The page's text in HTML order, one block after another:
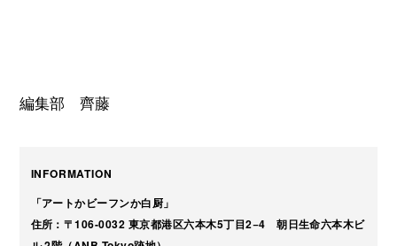
編集部 齊藤
INFORMATION
「アートかビーフンか白厨」
住所：〒106-0032 東京都港区六本木5丁目2−4 朝日生命六本木ビ